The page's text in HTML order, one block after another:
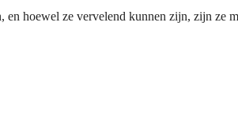
hoewel ze vervelend kunnen zijn, zijn ze